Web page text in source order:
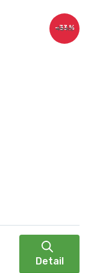
45 Kč
–33 %
Detail